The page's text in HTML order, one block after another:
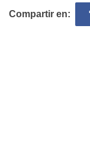
Compartir en: